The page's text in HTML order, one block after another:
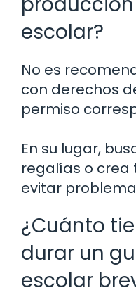
escolar?
No es
con derechos
permiso
En su lugar,
regalías o crea
evitar
¿Cuánto
durar un
escolar